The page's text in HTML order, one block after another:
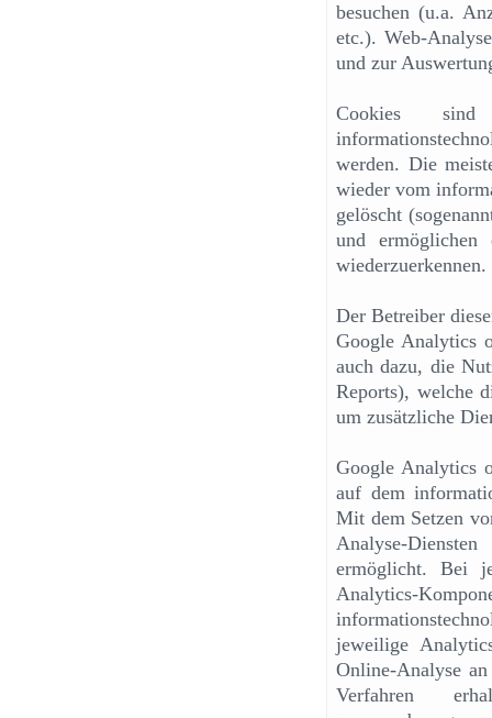
besuchen (u.a.
etc.). Web-
und zur
Cookies
werden. Die
wieder vom
gelöscht
und ermöglichen
wiederzuerkennen.
Der Betreiber
Google Analytics
auch dazu, die
Reports), welche
um zusätzliche
Google Analytics
auf dem
Mit dem Setzen
Analyse-
ermöglicht. Bei
Analytics-
jeweilige
Online-Analyse
Verfahren